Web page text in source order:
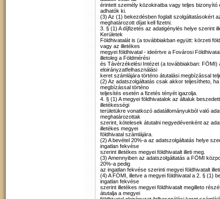
érintett személy közokiratba vagy teljes
adhatók ki.
(3) Az (1) bekezdésben foglalt szolgáltatásokért
meghatározott díjat kell fizetni.
3. § (1) A díjfizetés az adatigénylés helye szerint
Kerületek
Földhivatalát is (a továbbiakban együtt: körzeti
vagy az illetékes
megyei földhivatal - ideértve a Fovárosi
illetoleg a Földmérési
és Távérzékelési Intézet (a továbbiakban: FÖMI)
eloirányzatfelhasználási
keret számlájára történo átutalási megbízással
(2) Az adatszolgáltatás csak akkor teljesítheto,
megbízással történo
teljesítés esetén a fizetés tényét igazolja.
4. § (1) A megyei földhivatalok az általuk
illetékességi
területükre vonatkozó adatállományukból való
meghatározottak
szerint, kötelesek átutalni negyedévenként az
illetékes megyei
földhivatal számlájára.
(2) A bevétel 20%-a az adatszolgáltatás helye
ingatlan fekvése
szerint illetékes megyei földhivatalt illeti meg.
(3) Amennyiben az adatszolgáltatás a FÖMI
20%-a pedig
az ingatlan fekvése szerinti megyei földhivatalt
(4) A FÖMI, illetve a megyei földhivatal a 2. § (1)
ingatlan fekvése
szerint illetékes megyei földhivatalt megilleto
átutalja a megyei